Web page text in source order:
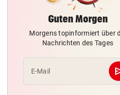
Guten Morgen
Morgens topinformiert über
Nachrichten des Tages
E-Mail